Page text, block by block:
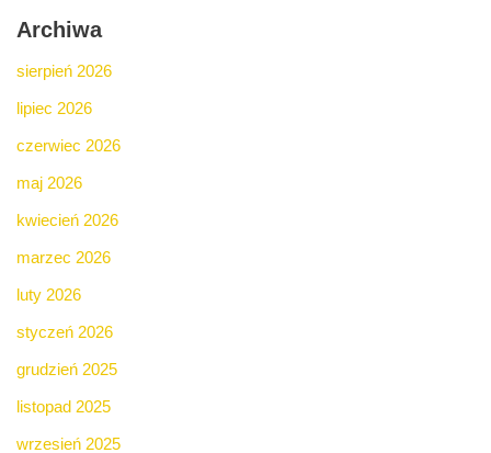
Archiwa
sierpień 2026
lipiec 2026
czerwiec 2026
maj 2026
kwiecień 2026
marzec 2026
luty 2026
styczeń 2026
grudzień 2025
listopad 2025
wrzesień 2025